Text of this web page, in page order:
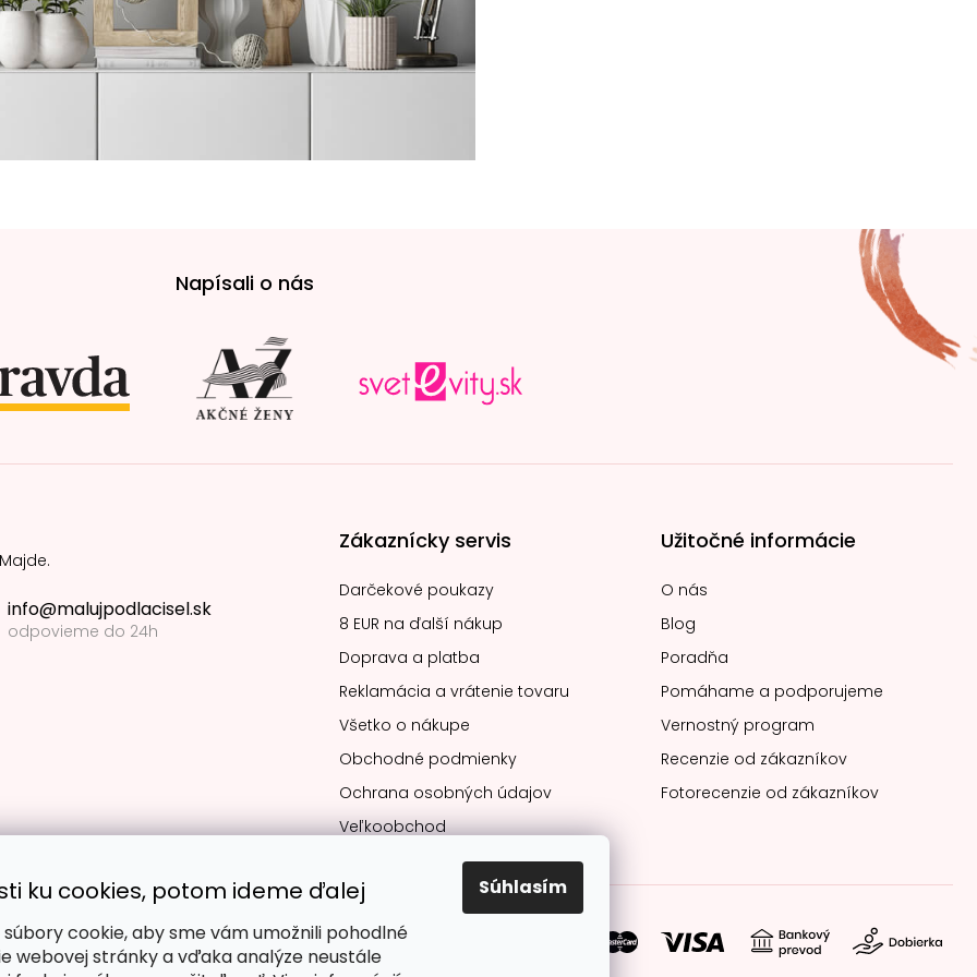
ku cookies, potom ideme ďalej
cookie, aby sme vám umožnili pohodlné
webovej stránky a vďaka analýze neustále
Súhlasím
Napísali o nás
info@malujpodlacisel.sk
odpovieme do 24h
Zákaznícky servis
Darčekové poukazy
8 EUR na ďalší nákup
Doprava a platba
Reklamácia a vrátenie tovaru
Všetko o nákupe
Obchodné podmienky
Ochrana osobných údajov
Veľkoobchod
Užitočné informácie
O nás
Blog
Poradňa
Pomáhame a podporujeme
Vernostný program
Recenzie od zákazníkov
Fotorecenzie od zákazníkov
Obľúbené spôsoby platby: